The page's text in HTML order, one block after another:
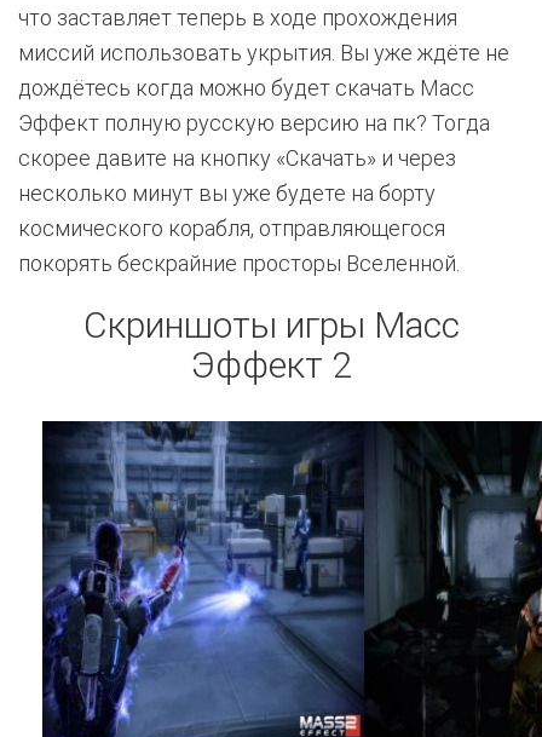
что заставляет теперь в ходе прохождения
миссий использовать укрытия. Вы уже ждёте не
дождётесь когда можно будет скачать Масс
Эффект полную русскую версию на пк? Тогда
скорее давите на кнопку «Скачать» и через
несколько минут вы уже будете на борту
космического корабля, отправляющегося
покорять бескрайние просторы Вселенной.
Скриншоты игры Масс
Эффект 2